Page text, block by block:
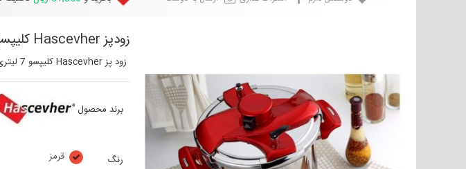
زودپز Hascevher کلیپسو 7 لیتری مدل گالکسی استیل
زود پز Hascevher کلیپسو 7 لیتری مدل گالکسی استیل دارای بدنه یکنواخت است که تا سالیان سال رنگ آن تغییر نمیکند.
برند محصول
رنگ قرمز